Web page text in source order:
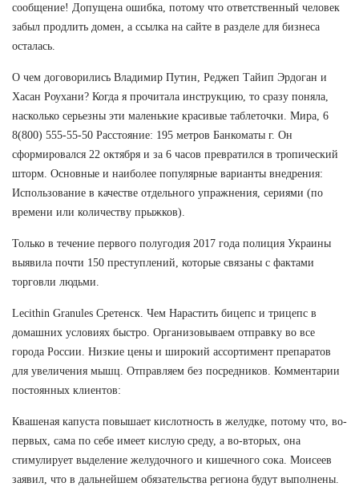
сообщение! Допущена ошибка, потому что ответственный человек
забыл продлить домен, а ссылка на сайте в разделе для бизнеса
осталась.
О чем договорились Владимир Путин, Реджеп Тайип Эрдоган и
Хасан Роухани? Когда я прочитала инструкцию, то сразу поняла,
насколько серьезны эти маленькие красивые таблеточки. Мира, 6
8(800) 555-55-50 Расстояние: 195 метров Банкоматы г. Он
сформировался 22 октября и за 6 часов превратился в тропический
шторм. Основные и наиболее популярные варианты внедрения:
Использование в качестве отдельного упражнения, сериями (по
времени или количеству прыжков).
Только в течение первого полугодия 2017 года полиция Украины
выявила почти 150 преступлений, которые связаны с фактами
торговли людьми.
Lecithin Granules Сретенск. Чем Нарастить бицепс и трицепс в
домашних условиях быстро. Организовываем отправку во все
города России. Низкие цены и широкий ассортимент препаратов
для увеличения мышц. Отправляем без посредников. Комментарии
постоянных клиентов:
Квашеная капуста повышает кислотность в желудке, потому что, во-
первых, сама по себе имеет кислую среду, а во-вторых, она
стимулирует выделение желудочного и кишечного сока. Моисеев
заявил, что в дальнейшем обязательства региона будут выполнены.